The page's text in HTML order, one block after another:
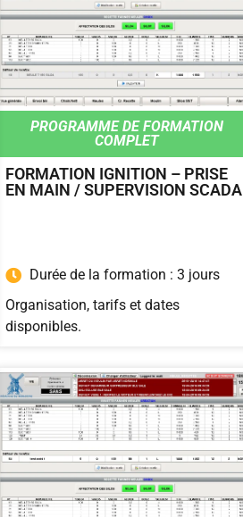
PROGRAMME DE FORMATION
COMPLET
FORMATION IGNITION – PRISE
EN MAIN / SUPERVISION SCADA
Durée de la formation : 3 jours
Organisation, tarifs et dates
disponibles.